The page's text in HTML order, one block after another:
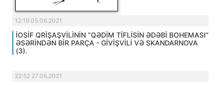
12:19 05.06.2021
İOSİF QRİŞAŞVİLİNİN “QƏDİM TİFLİSİN ƏDƏBİ BOHEMASI”
ƏSƏRİNDƏN BİR PARÇA - GİVİŞVİLİ VƏ SKANDARNOVA
(3).
22:52 27.06.2021